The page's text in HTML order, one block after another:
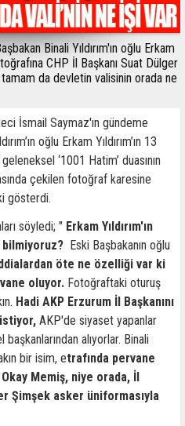
Binali Yıldırım'ın oğlu Erkam
CHP İl Başkanı Suat Dülger
da devletin valisinin orada ne
İsmail Saymaz'ın gündeme
oğlu Erkam Yıldırım’ın 13
‘1001 Hatim’ duasının
çekilen fotoğraf karesine
gösterdi.
söyledi; " Erkam Yıldırım'ın
Eski Başbakanın oğlu
öte ne özelliği var ki
oluyor. Fotoğraftaki oturuş
Hadi AKP Erzurum İl Başkanını
AKP'de siyaset yapanlar
alıyorlar. Binali
bir isim, etrafında pervane
Okay Memiş, niye orada, İl
Şimşek asker üniformasıyla